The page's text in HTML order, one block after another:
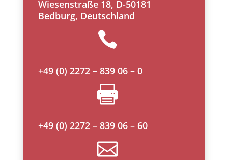
Wiesenstraße 18, D-50181
Bedburg, Deutschland

+49 (0) 2272 – 839 06 – 0

+49 (0) 2272 – 839 06 – 60
